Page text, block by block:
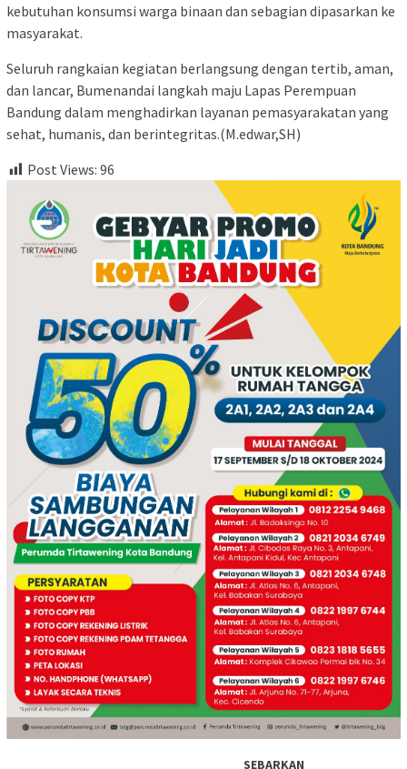
kebutuhan konsumsi warga binaan dan sebagian dipasarkan ke
masyarakat.
Seluruh rangkaian kegiatan berlangsung dengan tertib, aman,
dan lancar, Bumenandai langkah maju Lapas Perempuan
Bandung dalam menghadirkan layanan pemasyarakatan yang
sehat, humanis, dan berintegritas.(M.edwar,SH)
Post Views: 96
SEBARKAN